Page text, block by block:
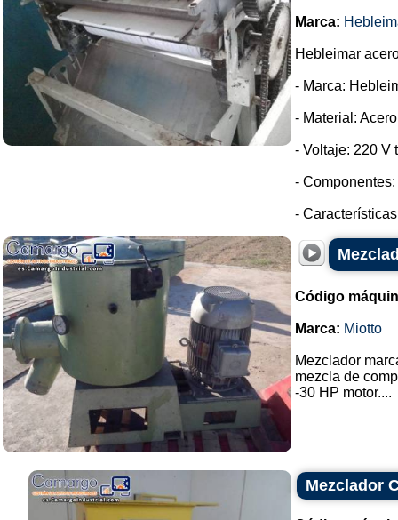
Marca:
Hebleimar
- Marca:
- Material:
- Voltaje: 220 V
-
-
Código
Marca: Miotto
Mezclador
mezcla de
-30 HP motor....
Mezclador